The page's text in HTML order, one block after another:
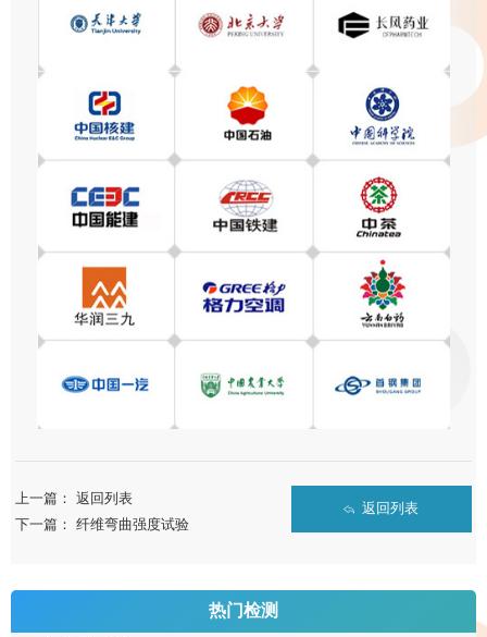
上一篇：返回列表
下一篇：纤维弯曲强度试验
返回列表
热门检测